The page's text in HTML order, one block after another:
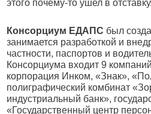
этого почему-то ушел в отставку.
Консорциум ЕДАПС был
занимается разработкой и
частности, паспортов и
Консорциума входит 9
корпорация Инком, «Знак»,
полиграфический комбинат
индустриальный банк»,
«Государственный центр